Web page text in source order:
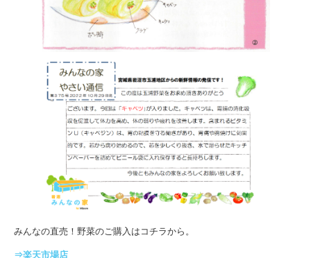
みんなの直売！野菜のご購入はコチラから。
⇒楽天市場店